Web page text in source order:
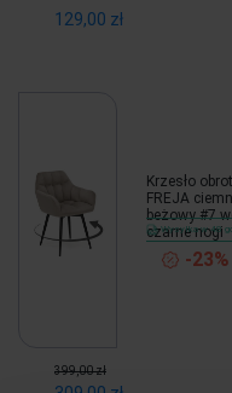
129,00 zł
Krzesło
FREJA
beżowy #7
czarne nogi
Wysyłka w 48
-23%
399,00 zł